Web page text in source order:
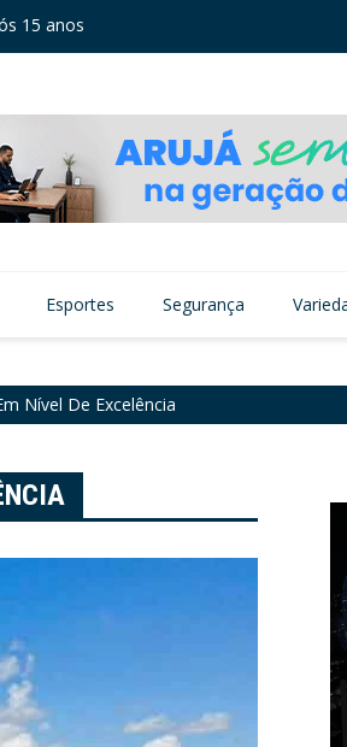
15 anos IDEB
Esportes Segurança
Nível De Excelência